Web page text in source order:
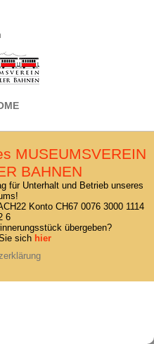
MUSEUMSVEREIN
BAHNEN
für Unterhalt und Betrieb unseres
Konto CH67 0076 3000 1114
6
übergeben?
sich hier